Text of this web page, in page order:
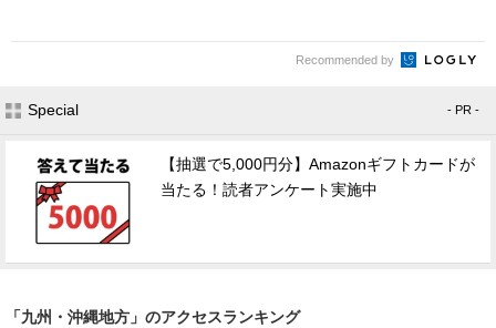
Recommended by
Special - PR -
【抽選で5,000円分】Amazonギフトカードが
当たる！読者アンケート実施中
「九州・沖縄地方」のアクセスランキング